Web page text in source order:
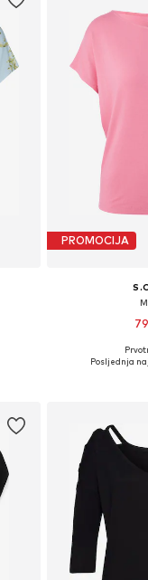
PROMOCIJA
Dostupne veličine:
Posljednja